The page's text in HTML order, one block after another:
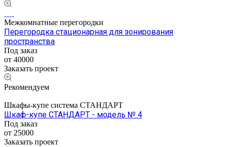
Межкомнатные перегородки
Перегородка стационарная для зонирования
пространства
Под заказ
от 40000
Заказать проект
Рекомендуем
Шкафы-купе система СТАНДАРТ
Шкаф-купе СТАНДАРТ - модель № 4
Под заказ
от 25000
Заказать проект